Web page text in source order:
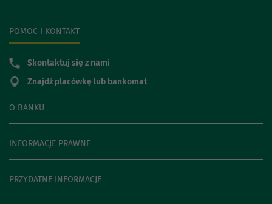
O BANKU
INFORMACJE PRAWNE
PRZYDATNE INFORMACJE
POMOC I KONTAKT
Skontaktuj się z nami
Znajdź placówkę lub bankomat